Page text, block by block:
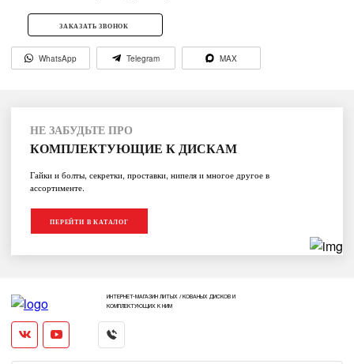
ЗАКАЗАТЬ ЗВОНОК
WhatsApp Telegram MAX
НЕ ЗАБУДЬТЕ ПРО
КОМПЛЕКТУЮЩИЕ К ДИСКАМ
Гайки и болты, секретки, проставки, нипеля и многое другое в
ассортименте.
ПЕРЕЙТИ В КАТАЛОГ
ИНТЕРНЕТ-МАГАЗИН ЛИТЫХ / КОВАНЫХ ДИСКОВ И
КОМПЛЕКТУЮЩИХ К НИМ